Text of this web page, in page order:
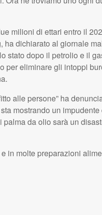
milioni di ettari entro il
ha dichiarato al giornale
stato dopo il petrolio e il
per eliminare gli intoppi
alle persone” ha
sta mostrando un
da olio sarà un
in molte preparazioni